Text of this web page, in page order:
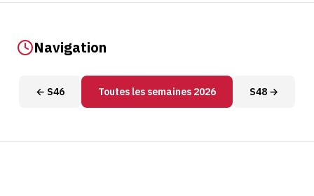
Navigation
← S46 Toutes les semaines 2026 S48 →